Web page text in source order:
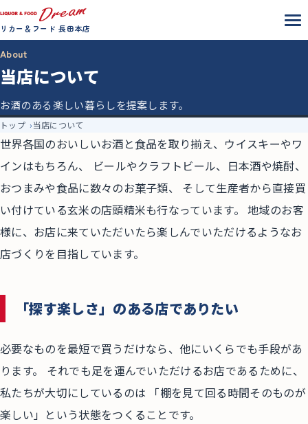
リカー＆フード 長田本店
About
当店について
お酒のある楽しい暮らしを提案します。
トップ 当店について
世界各国のおいしいお酒と食品を取り揃え、ウイスキーやワ
インはもちろん、 ビールやクラフトビール、日本酒や焼酎、
おつまみや食品に数々のお菓子類、 そして生産者から直接買
い付けている玄米の店頭精米も行なっています。 地域のお客
様に、お店に来ていただいたら楽しんでいただけるようなお
店づくりを目指しています。
「探す楽しさ」のある店でありたい
必要なものを最短で買うだけなら、他にいくらでも手段があ
ります。 それでも足を運んでいただけるお店であるために、
私たちが大切にしているのは 「棚を見て回る時間そのものが
楽しい」という状態をつくることです。